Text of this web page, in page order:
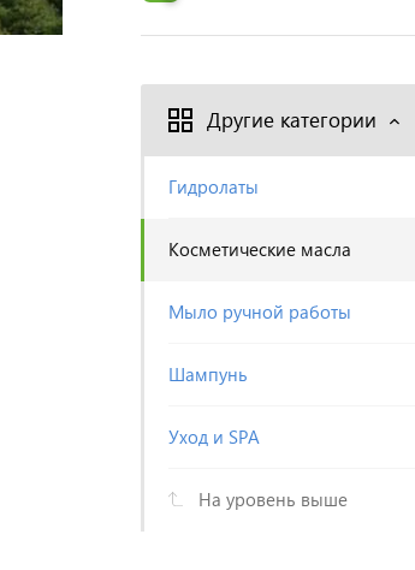
Другие категории
Гидролаты
Косметические масла
Мыло ручной работы
Шампунь
Уход и SPA
На уровень выше